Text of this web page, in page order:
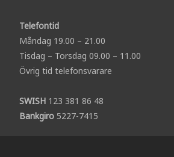
Telefontid
Måndag 19.00 – 21.00
Tisdag – Torsdag 09.00 – 11.00
Övrig tid telefonsvarare
SWISH 123 381 86 48
Bankgiro 5227-7415